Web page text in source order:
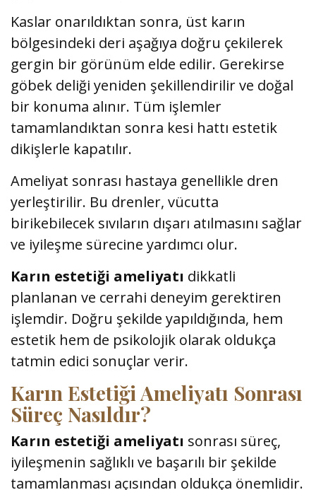
Kaslar onarıldıktan sonra, üst karın
bölgesindeki deri aşağıya doğru çekilerek
gergin bir görünüm elde edilir. Gerekirse
göbek deliği yeniden şekillendirilir ve doğal
bir konuma alınır. Tüm işlemler
tamamlandıktan sonra kesi hattı estetik
dikişlerle kapatılır.
Ameliyat sonrası hastaya genellikle dren
yerleştirilir. Bu drenler, vücutta
birikebilecek sıvıların dışarı atılmasını sağlar
ve iyileşme sürecine yardımcı olur.
Karın estetiği ameliyatı dikkatli
planlanan ve cerrahi deneyim gerektiren
işlemdir. Doğru şekilde yapıldığında, hem
estetik hem de psikolojik olarak oldukça
tatmin edici sonuçlar verir.
Karın Estetiği Ameliyatı Sonrası
Süreç Nasıldır?
Karın estetiği ameliyatı sonrası süreç,
iyileşmenin sağlıklı ve başarılı bir şekilde
tamamlanması açısından oldukça önemlidir.